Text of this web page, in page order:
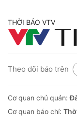
THỜI BÁO VTV
Theo dõi báo trên
Cơ quan chủ quản:
Cơ quan báo chí: